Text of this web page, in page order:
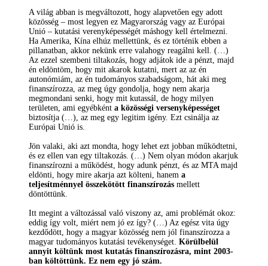
A világ abban is megváltozott, hogy alapvetően egy adott
közösség – most legyen ez Magyarország vagy az Európai
Unió – kutatási verenyképességét máshogy kell értelmezni.
Ha Amerika, Kína elhúz mellettünk, és ez történik ebben a
pillanatban, akkor nekünk erre valahogy reagálni kell. (…)
Az ezzel szembeni tiltakozás, hogy adjátok ide a pénzt, majd
én eldöntöm, hogy mit akarok kutatni, mert az az én
autonómiám, az én tudományos szabadságom, hát aki meg
finanszírozza, az meg úgy gondolja, hogy nem akarja
megmondani senki, hogy mit kutassál, de hogy milyen
területen, ami egyébként a közösségi versenyképességet
biztosítja (…), az meg egy legitim igény. Ezt csinálja az
Európai Unió is.
Jön valaki, aki azt mondta, hogy lehet ezt jobban működtetni,
és ez ellen van egy tiltakozás. (…) Nem olyan módon akarjuk
finanszírozni a működést, hogy adunk pénzt, és az MTA majd
eldönti, hogy mire akarja azt költeni, hanem a
teljesítménnyel összekötött finanszírozás mellett
döntöttünk.
Itt megint a változással való viszony az, ami problémát okoz:
eddig így volt, miért nem jó ez így? (…) Az egész vita úgy
kezdődött, hogy a magyar közösség nem jól finanszírozza a
magyar tudományos kutatási tevékenységet. Körülbelül
annyit költünk most kutatás finanszírozásra, mint 2003-
ban költöttünk. Ez nem egy jó szám.